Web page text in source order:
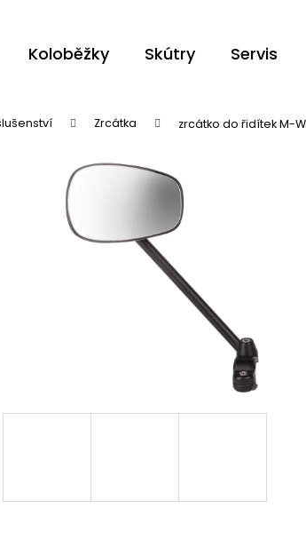
Koloběžky Skútry Servis
Zrcátka zrcátko do řidítek M-
Doporučujeme